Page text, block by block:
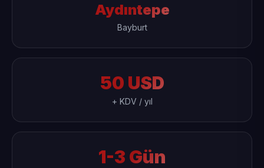
Aydıntepe
Bayburt
50 USD
+ KDV / yıl
1-3 Gün